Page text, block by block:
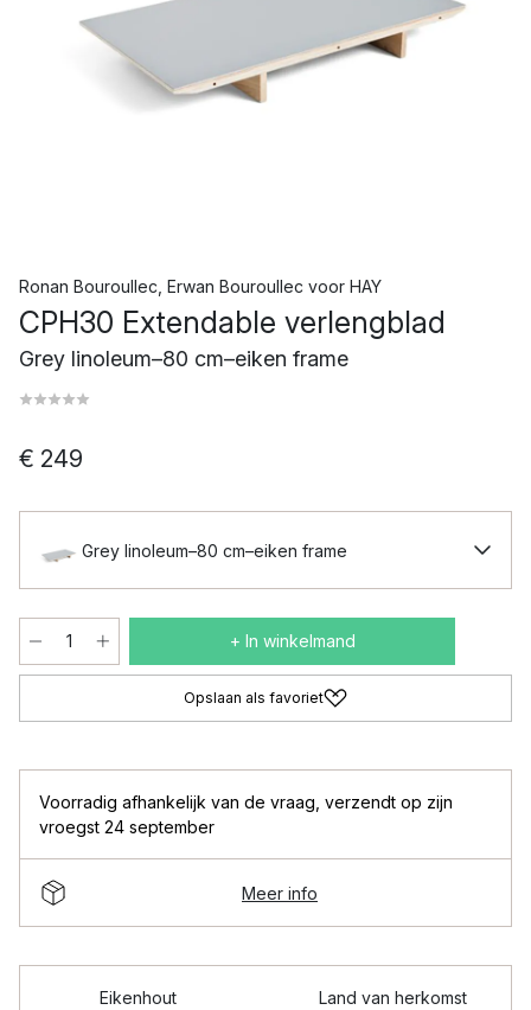
Ronan Bouroullec Erwan Bouroullec voor HAY
CPH30 Extendable verlengblad
Grey linoleum–80 cm–eiken frame
€ 249
Grey linoleum–80 cm–eiken frame
+ In winkelmand
Opslaan als favoriet
Voorradig afhankelijk van de vraag verzendt op zijn
vroegst 24 september
Meer info
Eikenhout
Land van herkomst